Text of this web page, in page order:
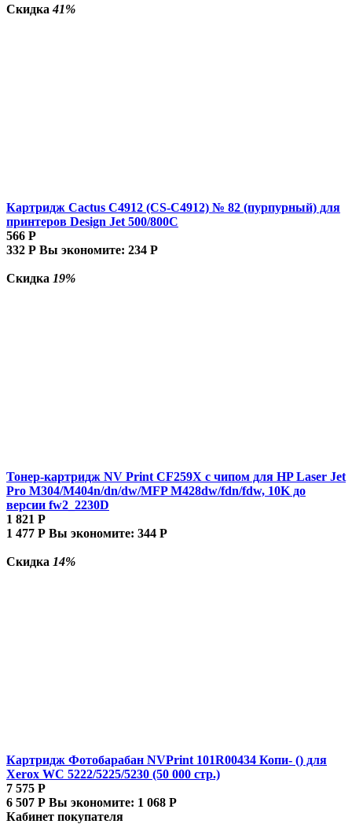
Скидка41%
Картридж Cactus C4912 (CS-C4912) № 82 (пурпурный) для
принтеров Design Jet 500/800C
566 Р
332 Р Вы экономите: 234 Р
Скидка 19%
Тонер-картридж NV Print CF259X с чипом для HP Laser Jet
Pro M304/M404n/dn/dw/MFP M428dw/fdn/fdw, 10K до
версии fw2_2230D
1 821 Р
1 477 Р Вы экономите: 344 Р
Скидка 14%
Картридж Фотобарабан NVPrint 101R00434 Копи- () для
Xerox WC 5222/5225/5230 (50 000 стр.)
7 575 Р
6 507 Р Вы экономите: 1 068 Р
Кабинет покупателя